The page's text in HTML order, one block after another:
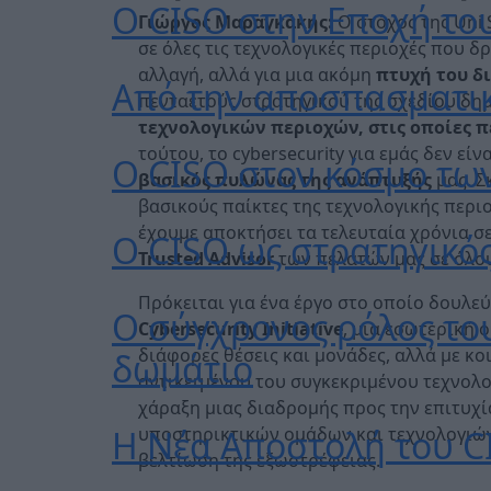
Ο CISO στην Εποχή
Από την
Ο CISO στον κόσμο
Ο CISO ως
Ο σύγχρονος ρόλος
δωμάτιο
Η Νέα Αποστολή του
Γιώργος Μαραγκάκης:Ο στόχος της Uni
σε όλες τις τεχνολογικές περιοχές που
αλλαγή, αλλά για μια ακόμη πτυχή του
πενταετούς στρατηγικού της σχεδίου
τεχνολογικών περιοχών, στις οποίες
τούτου, το cybersecurity για εμάς δεν
βασικός πυλώνας της ανάπτυξής μας.
βασικούς παίκτες της τεχνολογικής
έχουμε αποκτήσει τα τελευταία χρόνια
Trusted Advisorτων πελατών μας σε
Πρόκειται για ένα έργο στο οποίο
CybersecurityInitiative, μια εσωτερική
διάφορες θέσεις και μονάδες, αλλά με
αντικειμένου του συγκεκριμένου
χάραξη μιας διαδρομής προς την
υποστηρικτικών ομάδων και
βελτίωση της εξωστρέφειας.